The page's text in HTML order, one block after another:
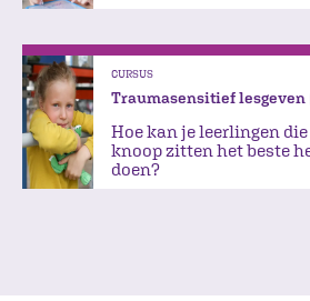
CURSUS
Traumasensitief lesgeven
Hoe kan je leerlingen
knoop zitten het beste
doen?